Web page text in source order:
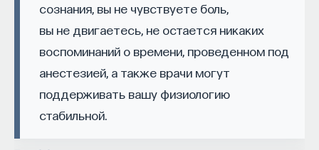
сознания, вы не чувствуете боль,
вы не двигаетесь, не остается никаких
воспоминаний о времени, проведенном под
анестезией, а также врачи могут
поддерживать вашу физиологию
стабильной.
такое пространство и что такое время? Что
значит мыслить и что представляет собой наше
сознание? Реальна ли реальность и откуда
мы знаем то, что знаем? Существует ли в мире
— Переосмыслите границы доверия
собственному знанию.